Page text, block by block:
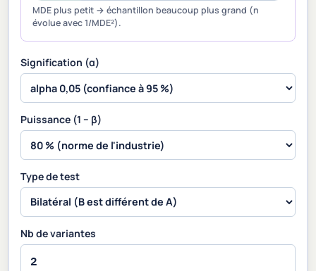
MDE plus petit → échantillon beaucoup plus grand (n
évolue avec 1/MDE²).
Signification (α)
Puissance (1 − β)
Type de test
Nb de variantes